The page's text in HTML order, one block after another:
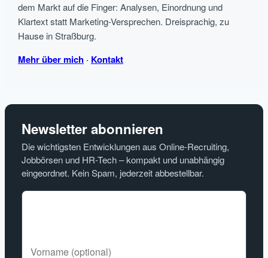
dem Markt auf die Finger: Analysen, Einordnung und
Klartext statt Marketing-Versprechen. Dreisprachig, zu
Hause in Straßburg.
Mehr über mich · Kontakt
Newsletter abonnieren
Die wichtigsten Entwicklungen aus Online-Recruiting,
Jobbörsen und HR-Tech – kompakt und unabhängig
eingeordnet. Kein Spam, jederzeit abbestellbar.